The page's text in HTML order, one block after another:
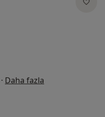
· Daha fazla